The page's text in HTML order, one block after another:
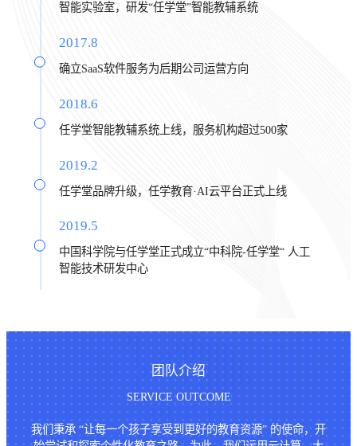
智能实验室，研发“任学堂”智能教辅系统
2017.8
确立SaaS软件服务为后期公司运营方向
2018.6
任学堂智能教辅系统上线，服务机构超过500家
2019.2
任学堂品牌升级，任学教育·AI云平台正式上线
2019.5
中国科学院与任学堂正式成立“中科院-任学堂“ 人工
智能技术研发中心
团队介绍
SERVICE OUTCOME
我们秉承 “让每一个孩子享受到更好的教育资源” 的使命，开